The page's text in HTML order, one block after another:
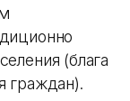
(блага
граждан).